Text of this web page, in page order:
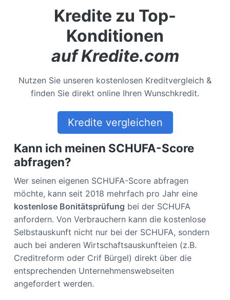
Kredite zu Top-
Konditionen
auf Kredite.com
Nutzen Sie unseren kostenlosen Kreditvergleich &
finden Sie direkt online Ihren Wunschkredit.
Kredite vergleichen
Kann ich meinen SCHUFA-Score
abfragen?
Wer seinen eigenen SCHUFA-Score abfragen
möchte, kann seit 2018 mehrfach pro Jahr eine
kostenlose Bonitätsprüfung bei der SCHUFA
anfordern. Von Verbrauchern kann die kostenlose
Selbstauskunft nicht nur bei der SCHUFA, sondern
auch bei anderen Wirtschaftsauskunfteien (z.B.
Creditreform oder Crif Bürgel) direkt über die
entsprechenden Unternehmenswebseiten
angefordert werden.